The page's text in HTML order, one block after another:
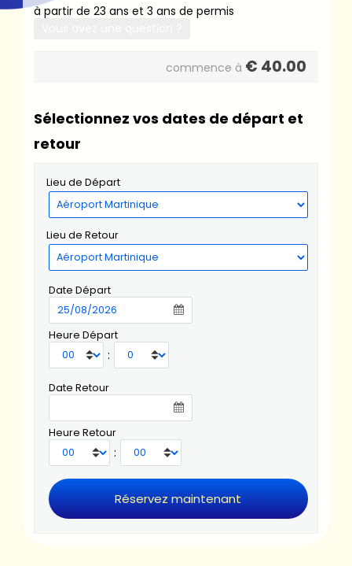
à partir de 23 ans et 3 ans de permis
commence à € 40.00
Sélectionnez vos dates de départ et
retour
Lieu de Départ
Lieu de Retour
Date Départ
Heure Départ
:
Date Retour
Heure Retour
: